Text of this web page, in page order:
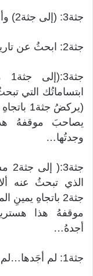
جثة3: (إلى جثة2) وأنتْ؟
جثة2: ابحثُ عن تاريخٍ مجهولْ في فضاءاتِ قُبحِكَ.
ابتساماتُك التي
(يركضُ
يصاحبَ موقفهُ
وجدتُها…
الذي تبحثُ عنه
جثة2 باتجاهِ
موقفهُ هذا
أجدهُ…
جثة1: لم أجَدها…لم…أجدَها..